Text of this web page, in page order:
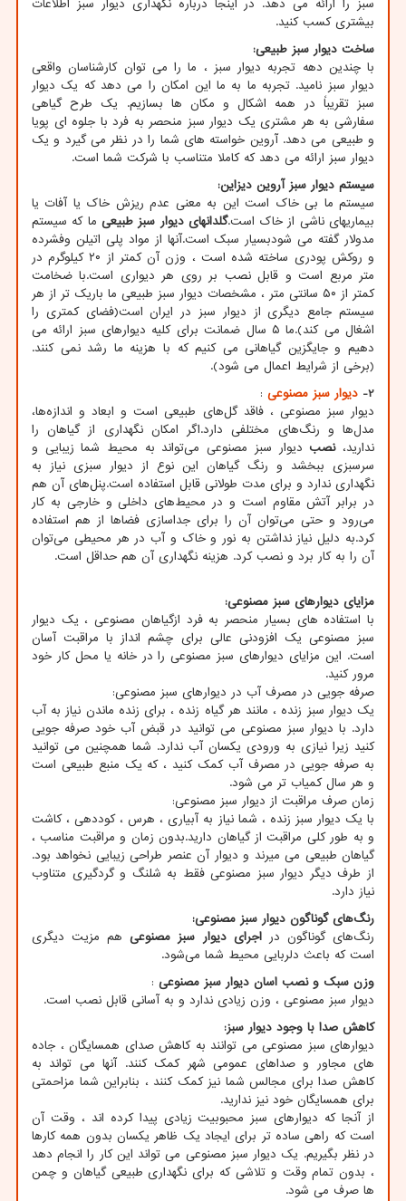
سبز را ارائه می دهد. در اینجا درباره نگهداری دیوار سبز اطلاعات
بیشتری کسب کنید.
ساخت دیوار سبز طبیعی:
با چندین دهه تجربه دیوار سبز ، ما را می توان کارشناسان واقعی
دیوار سبز نامید. تجربه ما به ما این امکان را می دهد که یک دیوار
سبز تقریباً در همه اشکال و مکان ها بسازیم. یک طرح گیاهی
سفارشی به هر مشتری یک دیوار سبز منحصر به فرد با جلوه ای پویا
و طبیعی می دهد. آروین خواسته های شما را در نظر می گیرد و یک
دیوار سبز ارائه می دهد که کاملا متناسب با شرکت شما است.
سیستم دیوار سبز آروین دیزاین:
سیستم ما بی خاک است این به معنی عدم ریزش خاک یا آفات یا
بیماریهای ناشی از خاک است.گلدانهای دیوار سبز طبیعی ما که سیستم
مدولار گفته می شودبسیار سبک است.آنها از مواد پلی اتیلن وفشرده
و روکش پودری ساخته شده است ، وزن آن کمتر از ۲۰ کیلوگرم در
متر مربع است و قابل نصب بر روی هر دیواری است.با ضخامت
کمتر از ۵۰ سانتی متر ، مشخصات دیوار سبز طبیعی ما باریک تر از هر
سیستم جامع دیگری از دیوار سبز در ایران است(فضای کمتری را
اشغال می کند).ما ۵ سال ضمانت برای کلیه دیوارهای سبز ارائه می
دهیم و جایگزین گیاهانی می کنیم که با هزینه ما رشد نمی کنند.
(برخی از شرایط اعمال می شود).
2- دیوار سبز مصنوعی :
دیوار سبز مصنوعی ، فاقد گل‌های طبیعی است و ابعاد و اندازه‌ها،
مدل‌ها و رنگ‌های مختلفی دارد.اگر امکان نگهداری از گیاهان را
ندارید،نصب دیوار سبز مصنوعی می‌تواند به محیط شما زیبایی و
سرسبزی ببخشد و رنگ گیاهان این نوع از دیوار سبزی نیاز به
نگهداری ندارد و برای مدت طولانی قابل استفاده است.پنل‌های آن هم
در برابر آتش مقاوم است و در محیط‌های داخلی و خارجی به کار
می‌رود و حتی می‌توان آن را برای جداسازی فضاها از هم استفاده
کرد.به دلیل نیاز نداشتن به نور و خاک و آب در هر محیطی می‌توان
آن را به کار برد و نصب کرد. هزینه نگهداری آن هم حداقل است.
مزایای دیوارهای سبز مصنوعی:
با استفاده های بسیار منحصر به فرد ازگیاهان مصنوعی ، یک دیوار
سبز مصنوعی یک افزودنی عالی برای چشم انداز با مراقبت آسان
است. این مزایای دیوارهای سبز مصنوعی را در خانه یا محل کار خود
مرور کنید.
صرفه جویی در مصرف آب در دیوارهای سبز مصنوعی:
یک دیوار سبز زنده ، مانند هر گیاه زنده ، برای زنده ماندن نیاز به آب
دارد. با دیوار سبز مصنوعی می توانید در قبض آب خود صرفه جویی
کنید زیرا نیازی به ورودی یکسان آب ندارد. شما همچنین می توانید
به صرفه جویی در مصرف آب کمک کنید ، که یک منبع طبیعی است
و هر سال کمیاب تر می شود.
زمان صرف مراقبت از دیوار سبز مصنوعی:
با یک دیوار سبز زنده ، شما نیاز به آبیاری ، هرس ، کوددهی ، کاشت
و به طور کلی مراقبت از گیاهان دارید.بدون زمان و مراقبت مناسب ،
گیاهان طبیعی می میرند و دیوار آن عنصر طراحی زیبایی نخواهد بود.
از طرف دیگر دیوار سبز مصنوعی فقط به شلنگ و گردگیری متناوب
نیاز دارد.
رنگ‌های گوناگون دیوار سبز مصنوعی:
رنگ‌های گوناگون دراجرای دیوار سبز مصنوعیهم مزیت دیگری
است که باعث دلربایی محیط شما می‌شود.
وزن سبک و نصب اسان دیوار سبز مصنوعی :
دیوار سبز مصنوعی ، وزن زیادی ندارد و به آسانی قابل نصب است.
کاهش صدا با وجود دیوار سبز:
دیوارهای سبز مصنوعی می توانند به کاهش صدای همسایگان ، جاده
های مجاور و صداهای عمومی شهر کمک کنند. آنها می تواند به
کاهش صدا برای مجالس شما نیز کمک کنند ، بنابراین شما مزاحمتی
برای همسایگان خود نیز ندارید.
از آنجا که دیوارهای سبز محبوبیت زیادی پیدا کرده اند ، وقت آن
است که راهی ساده تر برای ایجاد یک ظاهر یکسان بدون همه کارها
در نظر بگیریم. یک دیوار سبز مصنوعی می تواند این کار را انجام دهد
، بدون تمام وقت و تلاشی که برای نگهداری طبیعی گیاهان و چمن
ها صرف می شود.